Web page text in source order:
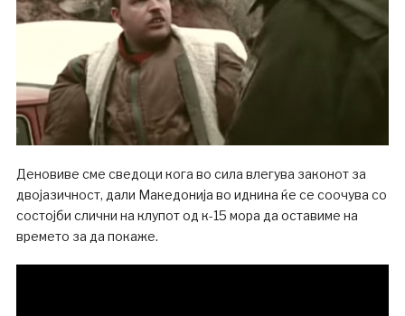
Деновиве сме сведоци кога во сила влегува законот за
двојазичност, дали Македонија во иднина ќе се соочува со
состојби слични на клупот од к-15 мора да оставиме на
времето за да покаже.